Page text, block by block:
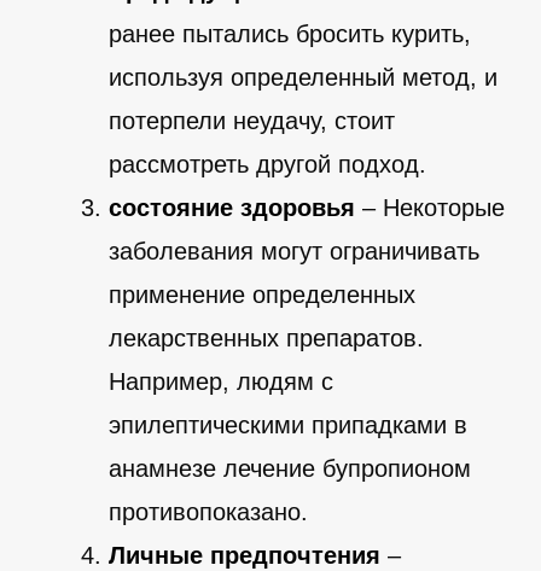
ранее пытались бросить курить,
используя определенный метод, и
потерпели неудачу, стоит
рассмотреть другой подход.
состояние здоровья – Некоторые
заболевания могут ограничивать
применение определенных
лекарственных препаратов.
Например, людям с
эпилептическими припадками в
анамнезе лечение бупропионом
противопоказано.
Личные предпочтения –